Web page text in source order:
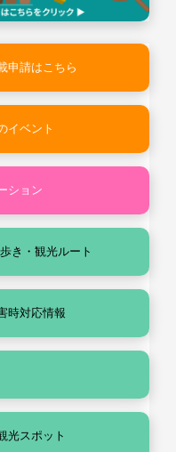
申請はこちら
イベント
ション
き・観光ルート
時対応情報
光スポット